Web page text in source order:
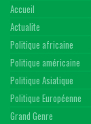
Accueil
Actualite
Politique africaine
Politique américaine
Politique Asiatique
Politique Européenne
Grand Genre